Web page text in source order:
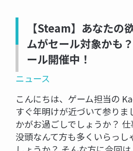
【Steam】あなたの
ムがセール対象かも
ール開催中！
ニュース
こんにちは、ゲーム担当の
すぐ年明けが近づいて参りま
かがお過ごしでしょうか？
没頭なんて方も多くいらっし